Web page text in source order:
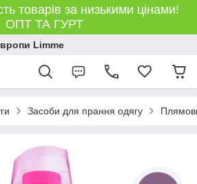
товарів за низькими цінами!
ОПТ ТА ГУРТ
Limme
Засоби для прання одягу